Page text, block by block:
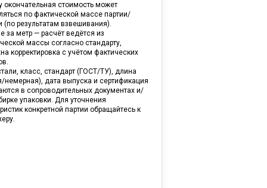
окончательная стоимость может
по фактической массе партии/
(по результатам взвешивания).
за метр — расчёт ведётся из
массы согласно стандарту,
корректировка с учётом фактических
класс, стандарт (ГОСТ/ТУ), длина
немерная), дата выпуска и сертификация
в сопроводительных документах и/
упаковки. Для уточнения
конкретной партии обращайтесь к